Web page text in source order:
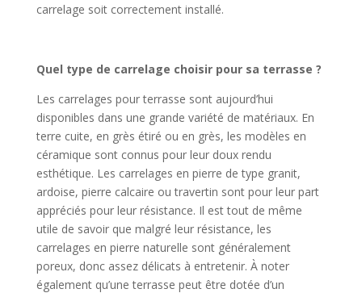
carrelage soit correctement installé.
Quel type de carrelage choisir pour sa terrasse ?
Les carrelages pour terrasse sont aujourd’hui
disponibles dans une grande variété de matériaux. En
terre cuite, en grès étiré ou en grès, les modèles en
céramique sont connus pour leur doux rendu
esthétique. Les carrelages en pierre de type granit,
ardoise, pierre calcaire ou travertin sont pour leur part
appréciés pour leur résistance. Il est tout de même
utile de savoir que malgré leur résistance, les
carrelages en pierre naturelle sont généralement
poreux, donc assez délicats à entretenir. À noter
également qu’une terrasse peut être dotée d’un